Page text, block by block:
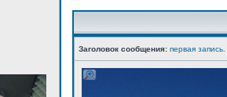
Заголовок сообщения: первая